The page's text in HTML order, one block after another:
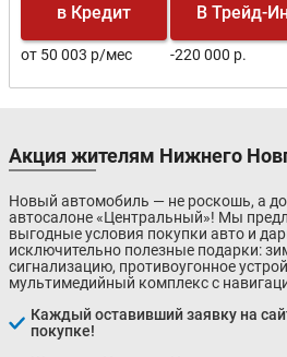
в Кредит
от 50 003 р/мес
В Трейд-
-220 000 р.
Акция жителям Нижнего
Новый автомобиль — не роскошь, а
автосалоне «Центральный»! Мы
выгодные условия покупки авто и
исключительно полезные подарки:
сигнализацию, противоугонное
мультимедийный комплекс с
Каждый оставивший заявку на
покупке!